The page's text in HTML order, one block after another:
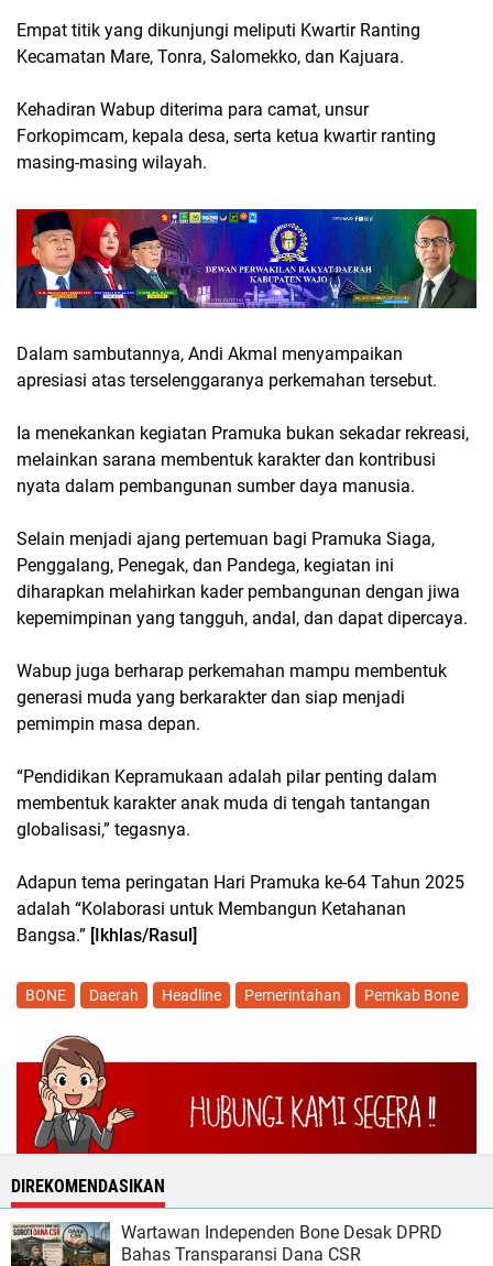
Empat titik yang dikunjungi meliputi Kwartir Ranting
Kecamatan Mare, Tonra, Salomekko, dan Kajuara.
Kehadiran Wabup diterima para camat, unsur
Forkopimcam, kepala desa, serta ketua kwartir ranting
masing-masing wilayah.
Dalam sambutannya, Andi Akmal menyampaikan
apresiasi atas terselenggaranya perkemahan tersebut.
Ia menekankan kegiatan Pramuka bukan sekadar rekreasi,
melainkan sarana membentuk karakter dan kontribusi
nyata dalam pembangunan sumber daya manusia.
Selain menjadi ajang pertemuan bagi Pramuka Siaga,
Penggalang, Penegak, dan Pandega, kegiatan ini
diharapkan melahirkan kader pembangunan dengan jiwa
kepemimpinan yang tangguh, andal, dan dapat dipercaya.
Wabup juga berharap perkemahan mampu membentuk
generasi muda yang berkarakter dan siap menjadi
pemimpin masa depan.
“Pendidikan Kepramukaan adalah pilar penting dalam
membentuk karakter anak muda di tengah tantangan
globalisasi,” tegasnya.
Adapun tema peringatan Hari Pramuka ke-64 Tahun 2025
adalah “Kolaborasi untuk Membangun Ketahanan
Bangsa.” [Ikhlas/Rasul]
BONE Daerah Headline Pemerintahan Pemkab Bone
DIREKOMENDASIKAN
Wartawan Independen Bone Desak DPRD
Bahas Transparansi Dana CSR